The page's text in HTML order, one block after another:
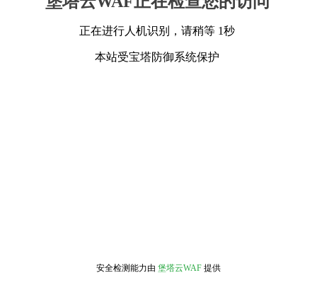
正在进行人机识别，请稍等 1秒
本站受宝塔防御系统保护
安全检测能力由 堡塔云WAF 提供